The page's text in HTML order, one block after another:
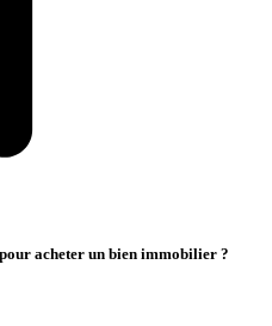
acheter un bien immobilier ?